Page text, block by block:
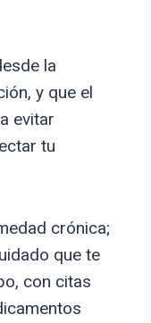
la
y que el
evitar
tu
crónica;
que te
con citas